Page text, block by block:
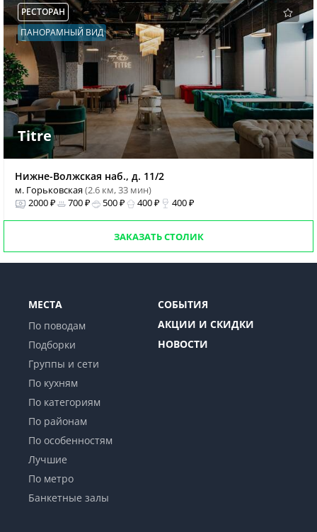
РЕСТОРАН
ПАНОРАМНЫЙ ВИД
Titre
Нижне-Волжская наб., д. 11/2
м. Горьковская(2.6 км, 33 мин)
2000 ₽
700 ₽ 500 ₽ 400 ₽ 400 ₽
ЗАКАЗАТЬ СТОЛИК
МЕСТА
По поводам
Подборки
Группы и сети
По кухням
По категориям
По районам
По особенностям
Лучшие
По метро
Банкетные залы
СОБЫТИЯ
АКЦИИ И СКИДКИ
НОВОСТИ